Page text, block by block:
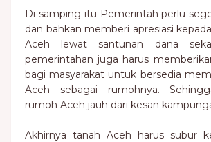
Di samping itu Pemerintah perlu
dan bahkan memberi apresiasi
Aceh lewat santunan dana
pemerintahan juga harus
bagi masyarakat untuk bersedia
Aceh sebagai rumohnya.
rumoh Aceh jauh dari kesan
Akhirnya tanah Aceh harus subur